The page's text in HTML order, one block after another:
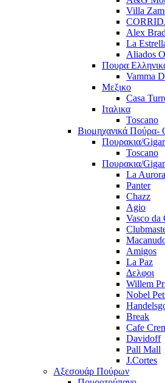
Villa
Alex
La
Aliados
Πουρα
Vamma
Μεξικο
Casa
Ιταλικα
Toscano
Βιομηχανικά Πούρα-
Πουρακια/
Toscano
Πουρακια/
La Aurora
Panter
Chazz
Agio
Vasco da
Amigos
La Paz
Δελφοι
Willem
Nobel
Break
Cafe
Davidoff
Pall Mall
J.Cortes
Αξεσουάρ Πούρων